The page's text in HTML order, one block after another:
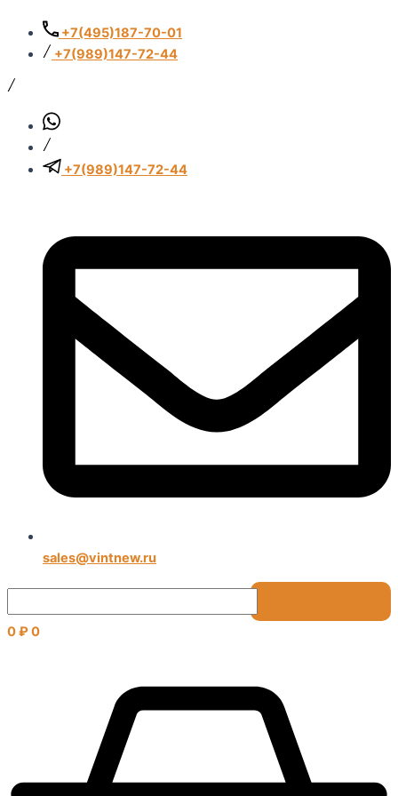
содержимому
+7(495)187-70-01
+7(989)147-72-44
+7(989)147-72-44
sales@vintnew.ru
0₽0